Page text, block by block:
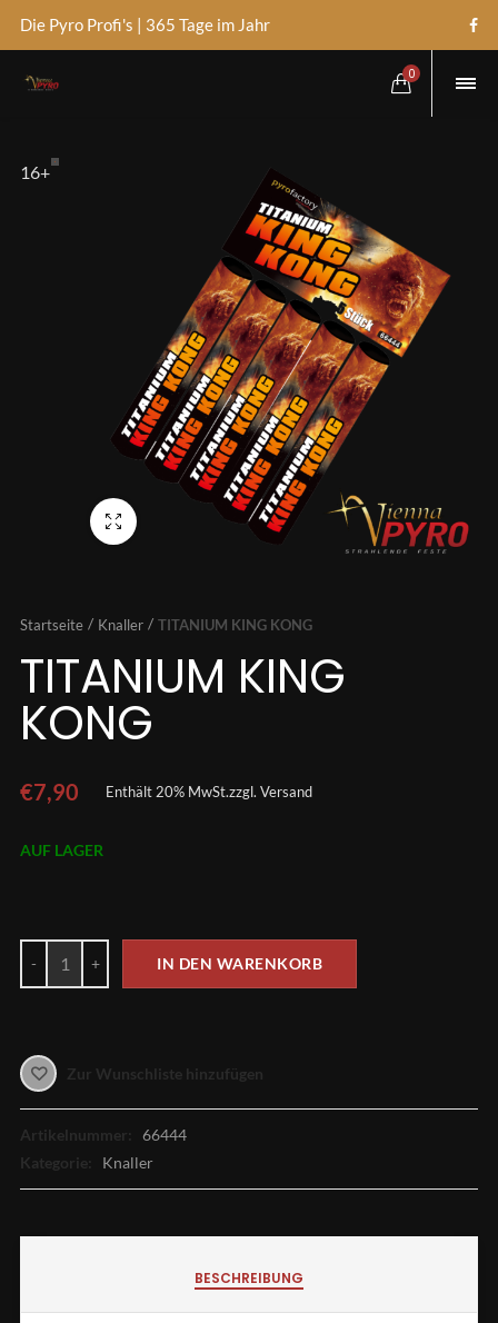
Die Pyro Profi's | 365 Tage im Jahr
0
16+
Startseite Knaller TITANIUM KING KONG
TITANIUM KING
KONG
€7,90 Enthält 20% MwSt.zzgl. Versand
AUF LAGER
IN DEN WARENKORB
Zur Wunschliste hinzufügen
Artikelnummer:
66444
Kategorie:
Knaller
BESCHREIBUNG